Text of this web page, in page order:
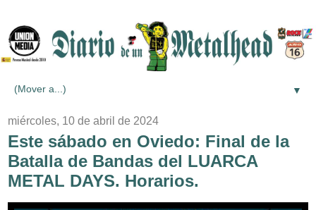
▼
miércoles, 10 de abril de 2024
Este sábado en Oviedo: Final de la
Batalla de Bandas del LUARCA
METAL DAYS. Horarios.